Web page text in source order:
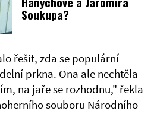
Soukupa?
řešit, zda se populární
prkna. Ona ale nechtěla
na jaře se rozhodnu," řekla
souboru Národního